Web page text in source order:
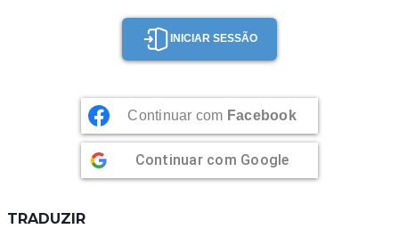
INICIAR SESSÃO
Continuar com Facebook
Continuar com Google
TRADUZIR